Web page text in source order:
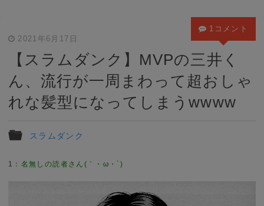
2021年6月17日
【スラムダンク】MVPの三井く
ん、流行が一周まわって超おしゃ
れな髪型になってしまうwwww
スラムダンク
1コメント
1